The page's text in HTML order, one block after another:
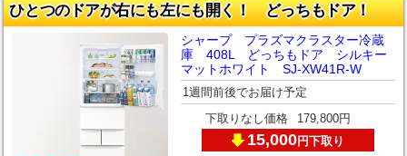
ひとつのドアが右にも左にも開く！ どっちもドア！
シャープ プラズマクラスター冷蔵
庫 408L どっちもドア シルキー
マットホワイト SJ-XW41R-W
1週間前後でお届け予定
下取りなし価格 179,800円
15,000円下取り